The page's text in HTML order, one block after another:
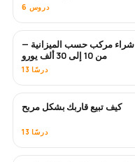
6 دروس
قريبًا
شراء مركب حسب الميزانية —
من 10 إلى 30 ألف يورو
13 درسًا
جديد
كيف تبيع قاربك بشكل مربح
13 درسًا